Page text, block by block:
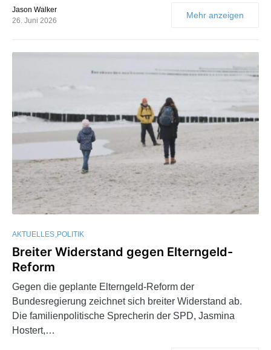
Jason Walker
26. Juni 2026
Mehr anzeigen
AKTUELLES POLITIK
Breiter Widerstand gegen Elterngeld-
Reform
Gegen die geplante Elterngeld-Reform der
Bundesregierung zeichnet sich breiter Widerstand ab.
Die familienpolitische Sprecherin der SPD, Jasmina
Hostert,…